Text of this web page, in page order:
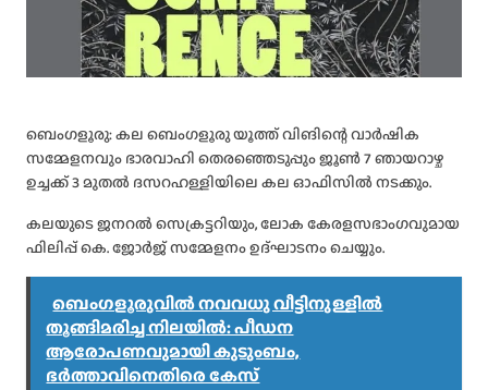
ബെംഗളൂരു: കല ബെംഗളൂരു യൂത്ത് വിങിന്റെ വാർഷിക
സമ്മേളനവും ഭാരവാഹി തെരഞ്ഞെടുപ്പും ജൂൺ 7 ഞായറാഴ്ച
ഉച്ചക്ക് 3 മുതൽ ദസറഹള്ളിയിലെ കല ഓഫിസിൽ നടക്കും.
കലയുടെ ജനറൽ സെക്രട്ടറിയും, ലോക കേരളസഭാംഗവുമായ
ഫിലിപ്പ് കെ. ജോർജ് സമ്മേളനം ഉദ്ഘാടനം ചെയ്യും.
ബെംഗളൂരുവിൽ നവവധു വീട്ടിനുള്ളിൽ
തൂങ്ങിമരിച്ച നിലയിൽ: പീഡന
ആരോപണവുമായി കുടുംബം,
ഭർത്താവിനെതിരെ കേസ്